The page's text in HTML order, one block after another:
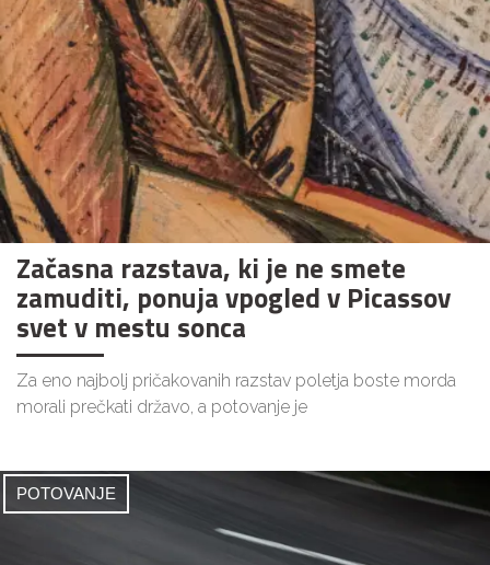
Začasna razstava, ki je ne smete
zamuditi, ponuja vpogled v Picassov
svet v mestu sonca
Za eno najbolj pričakovanih razstav poletja boste morda
morali prečkati državo, a potovanje je
POTOVANJE